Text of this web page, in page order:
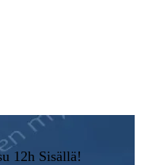
12h Sisällä!